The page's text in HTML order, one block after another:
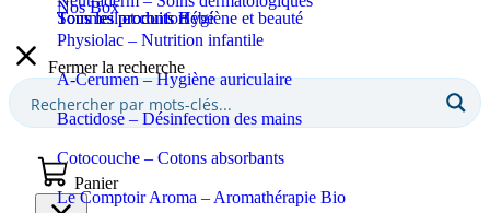
Sommeil et confort
Tous les produits Bébé
Tous les produits Hygiène et beauté
Physiolac – Nutrition infantile
A-Cerumen – Hygiène auriculaire
Bactidose – Désinfection des mains
Cotocouche – Cotons absorbants
Le Comptoir Aroma – Aromathérapie Bio
Nos Box
Fermer la recherche
Panier